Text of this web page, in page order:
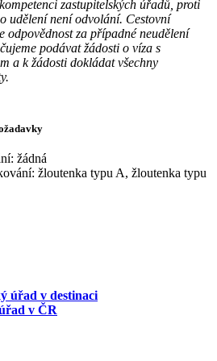
zastupitelských úřadů, proti
udělení není odvolání. Cestovní
odpovědnost za případné neudělení
podávat žádosti o víza s
a k žádosti dokládat všechny
žádná
žloutenka typu A, žloutenka typu
úřad v destinaci
v ČR